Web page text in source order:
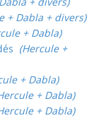
+ Dabla + divers)
+ Dabla)
(Hercule +
+ Dabla)
+ Dabla)
+ Dabla)